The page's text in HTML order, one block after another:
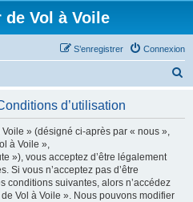
Vol à Voile
Connexion
S’enregistrer
d’utilisation
» (désigné ci-après par « nous »,
à Voile »,
»), vous acceptez d’être légalement
Si vous n’acceptez pas d’être
conditions suivantes, alors n’accédez
Vol à Voile ». Nous pouvons modifier